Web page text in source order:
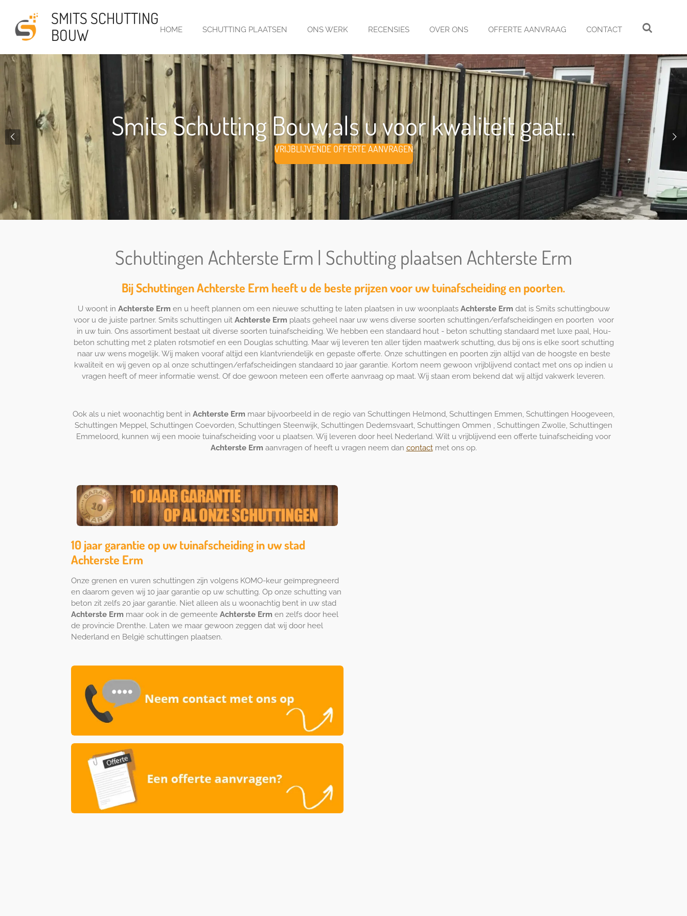
direct
naar
hoofdinhoud
SMITS SCHUTTING
BOUW
HOME SCHUTTING PLAATSEN ONS WERK RECENSIES OVER ONS OFFERTE AANVRAAG CONTACT
Smits Schutting Bouw,als u voor kwaliteit gaat...
VRIJBLIJVENDE OFFERTE AANVRAGEN
Schuttingen Achterste Erm | Schutting plaatsen Achterste Erm
Bij Schuttingen Achterste Erm heeft u de beste prijzen voor uw tuinafscheiding en poorten.
U woont in Achterste Erm en u heeft plannen om een nieuwe schutting te laten plaatsen in uw woonplaats Achterste Erm dat is Smits schuttingbouw
voor u de juiste partner. Smits schuttingen uit Achterste Erm plaats geheel naar uw wens diverse soorten schuttingen/erfafscheidingen en poorten voor
in uw tuin. Ons assortiment bestaat uit diverse soorten tuinafscheiding. We hebben een standaard hout - beton schutting standaard met luxe paal, Hou-
beton schutting met 2 platen rotsmotief en een Douglas schutting. Maar wij leveren ten aller tijden maatwerk schutting, dus bij ons is elke soort schutting
naar uw wens mogelijk. Wij maken vooraf altijd een klantvriendelijk en gepaste offerte. Onze schuttingen en poorten zijn altijd van de hoogste en beste
kwaliteit en wij geven op al onze schuttingen/erfafscheidingen standaard 10 jaar garantie. Kortom neem gewoon vrijblijvend contact met ons op indien u
vragen heeft of meer informatie wenst. Of doe gewoon meteen een offerte aanvraag op maat. Wij staan erom bekend dat wij altijd vakwerk leveren.
Ook als u niet woonachtig bent in Achterste Erm maar bijvoorbeeld in de regio van Schuttingen Helmond, Schuttingen Emmen, Schuttingen Hoogeveen,
Schuttingen Meppel, Schuttingen Coevorden, Schuttingen Steenwijk, Schuttingen Dedemsvaart, Schuttingen Ommen , Schuttingen Zwolle, Schuttingen
Emmeloord, kunnen wij een mooie tuinafscheiding voor u plaatsen. Wij leveren door heel Nederland. Wilt u vrijblijvend een offerte tuinafscheiding voor
Achterste Erm aanvragen of heeft u vragen neem dan contactmet ons op.
10 jaar garantie op uw tuinafscheiding in uw stad
Achterste Erm
Onze grenen en vuren schuttingen zijn volgens KOMO-keur geïmpregneerd
en daarom geven wij 10 jaar garantie op uw schutting. Op onze schutting van
beton zit zelfs 20 jaar garantie. Niet alleen als u woonachtig bent in uw stad
Achterste Erm maar ook in de gemeente Achterste Erm en zelfs door heel
de provincie Drenthe. Laten we maar gewoon zeggen dat wij door heel
Nederland en België schuttingen plaatsen.